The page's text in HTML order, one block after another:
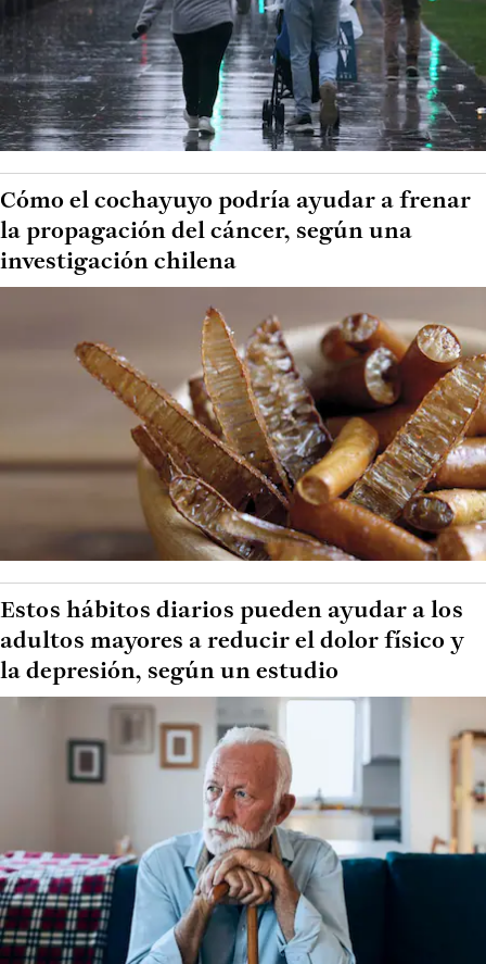
Cómo el cochayuyo podría ayudar a frenar
la propagación del cáncer, según una
investigación chilena
Estos hábitos diarios pueden ayudar a los
adultos mayores a reducir el dolor físico y
la depresión, según un estudio